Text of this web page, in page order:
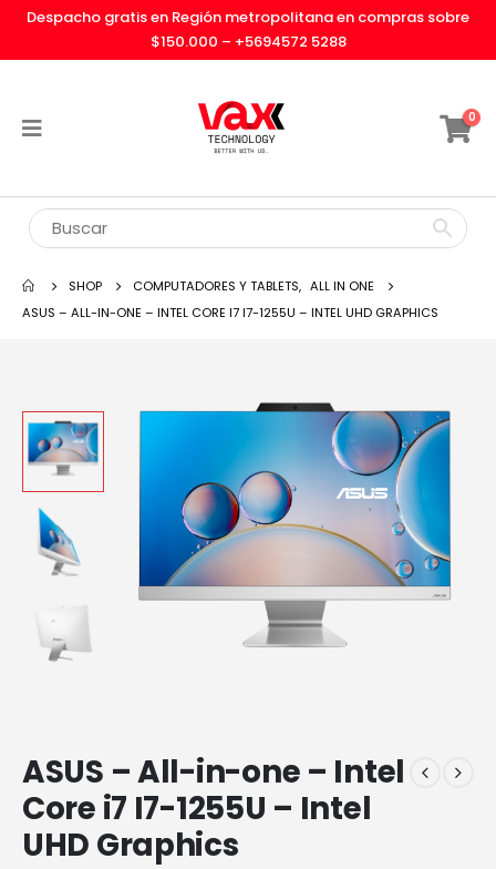
Despacho gratis en Región metropolitana en compras sobre
$150.000 – +5694572 5288
0
SHOP COMPUTADORES Y TABLETS, ALL IN ONE
ASUS – ALL-IN-ONE – INTEL CORE I7 I7-1255U – INTEL UHD GRAPHICS
ASUS – All-in-one – Intel
Core i7 I7-1255U – Intel
UHD Graphics